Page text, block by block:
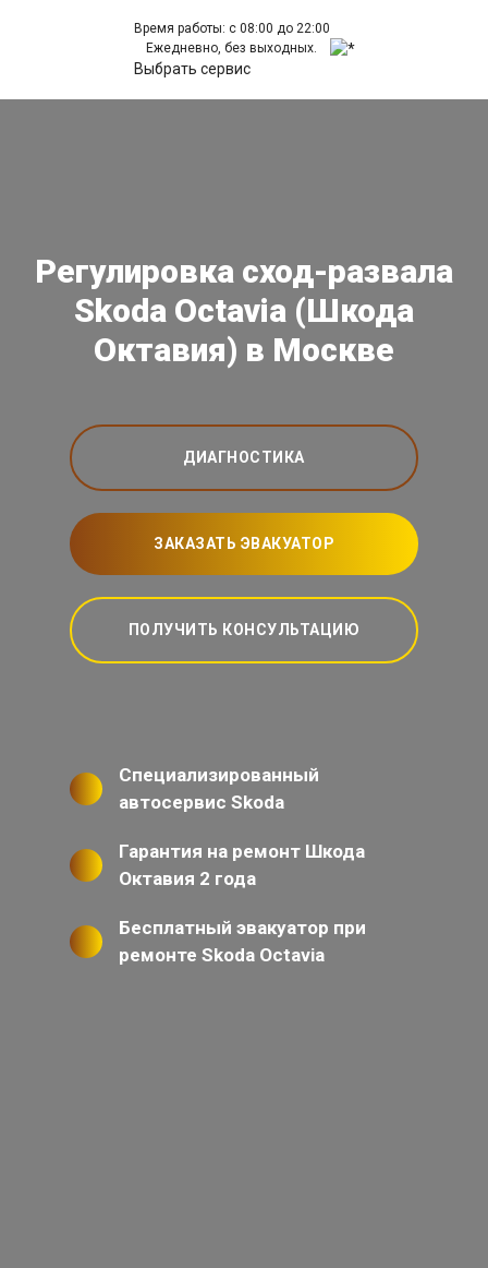
Время работы: с 08:00 до 22:00
Ежедневно, без выходных.
Выбрать сервис
Регулировка сход-развала
Skoda Octavia (Шкода
Октавия) в Москве
ДИАГНОСТИКА
ЗАКАЗАТЬ ЭВАКУАТОР
ПОЛУЧИТЬ КОНСУЛЬТАЦИЮ
Специализированный
автосервис Skoda
Гарантия на ремонт Шкода
Октавия 2 года
Бесплатный эвакуатор при
ремонте Skoda Octavia